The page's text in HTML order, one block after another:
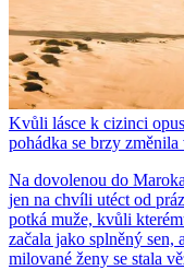
Kvůli lásce k cizinci
pohádka se brzy
Na dovolenou do
jen na chvíli utéct od
potká muže, kvůli
začala jako splněný sen,
milované ženy se stala